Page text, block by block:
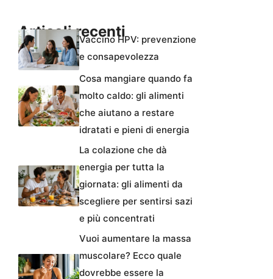
Articoli recentiVaccino HPV: prevenzione
e consapevolezza
Cosa mangiare quando fa
molto caldo: gli alimenti
che aiutano a restare
idratati e pieni di energia
La colazione che dà
energia per tutta la
giornata: gli alimenti da
scegliere per sentirsi sazi
e più concentrati
Vuoi aumentare la massa
muscolare? Ecco quale
dovrebbe essere la